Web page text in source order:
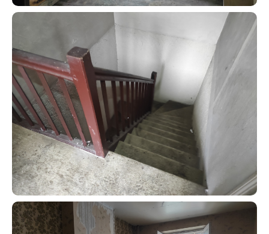
Contacter un conseiller
Estimer/Vendre
Acheter
Recrutement
Actualités
Guides
Contact